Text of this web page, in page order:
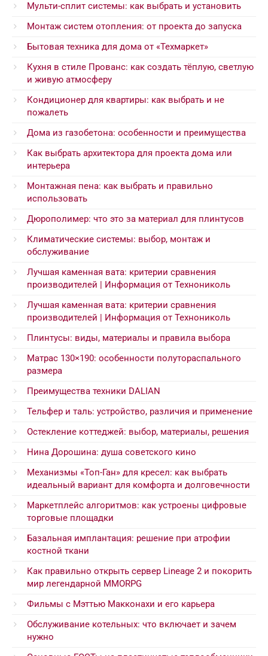
Мульти-сплит системы: как выбрать и установить
Монтаж систем отопления: от проекта до запуска
Бытовая техника для дома от «Техмаркет»
Кухня в стиле Прованс: как создать тёплую, светлую
и живую атмосферу
Кондиционер для квартиры: как выбрать и не
пожалеть
Дома из газобетона: особенности и преимущества
Как выбрать архитектора для проекта дома или
интерьера
Монтажная пена: как выбрать и правильно
использовать
Дюрополимер: что это за материал для плинтусов
Климатические системы: выбор, монтаж и
обслуживание
Лучшая каменная вата: критерии сравнения
производителей | Информация от Технониколь
Лучшая каменная вата: критерии сравнения
производителей | Информация от Технониколь
Плинтусы: виды, материалы и правила выбора
Матрас 130×190: особенности полутораспального
размера
Преимущества техники DALIAN
Тельфер и таль: устройство, различия и применение
Остекление коттеджей: выбор, материалы, решения
Нина Дорошина: душа советского кино
Механизмы «Топ-Ган» для кресел: как выбрать
идеальный вариант для комфорта и долговечности
Маркетплейс алгоритмов: как устроены цифровые
торговые площадки
Базальная имплантация: решение при атрофии
костной ткани
Как правильно открыть сервер Lineage 2 и покорить
мир легендарной MMORPG
Фильмы с Мэттью Макконахи и его карьера
Обслуживание котельных: что включает и зачем
нужно